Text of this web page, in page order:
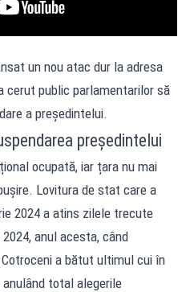
un nou atac dur la adresa
cerut public parlamentarilor să
a președintelui.
președintelui
ocupată, iar țara nu mai
Lovitura de stat care a
2024 a atins zilele trecute
anul acesta, când
a bătut ultimul cui în
total alegerile